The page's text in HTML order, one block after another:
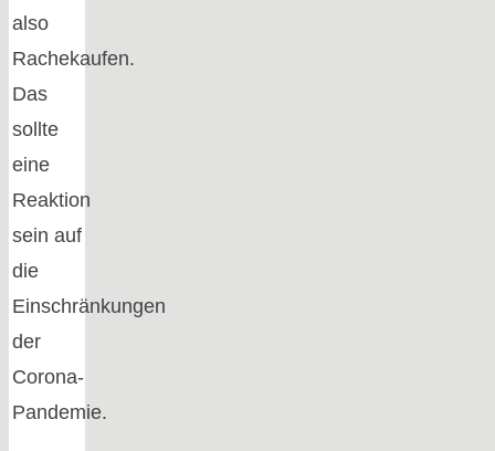
also
Rachekaufen.
Das
sollte
eine
Reaktion
sein auf
die
Einschränkungen
der
Corona-
Pandemie.